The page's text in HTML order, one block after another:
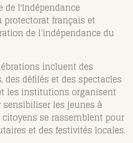
de l'Indépendance
français et
de l’indépendance du
incluent des
des défilés et des spectacles
les institutions organisent
les jeunes à
se rassemblent pour
et des festivités locales.